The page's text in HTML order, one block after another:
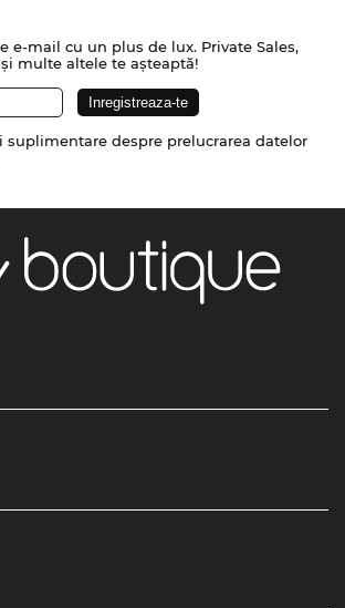
e-mail cu un plus de lux. Private Sales,
multe altele te așteaptă!
suplimentare despre prelucrarea datelor